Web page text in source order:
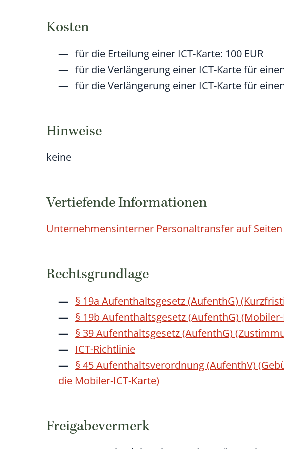
Kosten
für die Erteilung einer ICT-Karte: 100 EUR
für die Verlängerung einer ICT-Karte für
für die Verlängerung einer ICT-Karte für
Hinweise
keine
Vertiefende Informationen
Unternehmensinterner Personaltransfer auf Seiten
Rechtsgrundlage
§ 19a Aufenthaltsgesetz (AufenthG)
§ 19b Aufenthaltsgesetz (AufenthG)
§ 39 Aufenthaltsgesetz (AufenthG)
ICT-Richtlinie
§ 45 Aufenthaltsverordnung (AufenthV)
die Mobiler-ICT-Karte)
Freigabevermerk